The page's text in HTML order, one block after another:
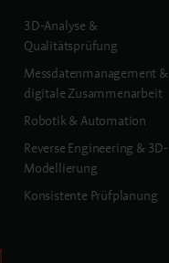
3D-Analyse &
Qualitätsprüfung
Messdatenmanagement &
digitale Zusammenarbeit
Robotik & Automation
Reverse Engineering & 3D-
Modellierung
Konsistente Prüfplanung